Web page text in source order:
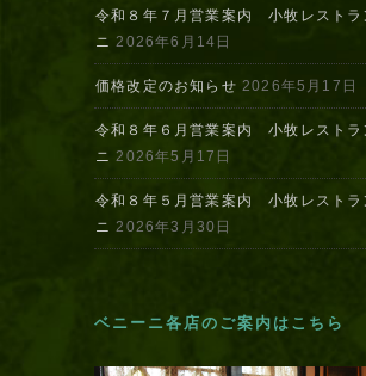
令和８年７月営業案内 小牧レストラ
ニ 2026年6月14日
価格改定のお知らせ 2026年5月17日
令和８年６月営業案内 小牧レストラ
ニ 2026年5月17日
令和８年５月営業案内 小牧レストラ
ニ 2026年3月30日
ベニーニ各店のご案内はこちら